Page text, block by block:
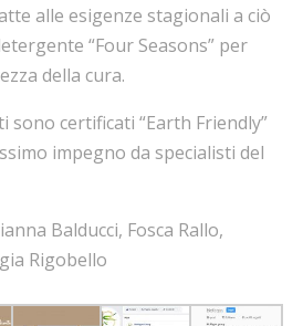
alle esigenze stagionali a ciò
“Four Seasons” per
della cura.
certificati “Earth Friendly”
impegno da specialisti del
Balducci, Fosca Rallo,
Rigobello